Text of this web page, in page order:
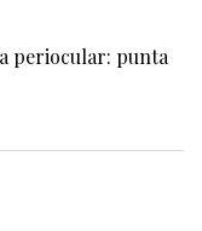
periocular: punta